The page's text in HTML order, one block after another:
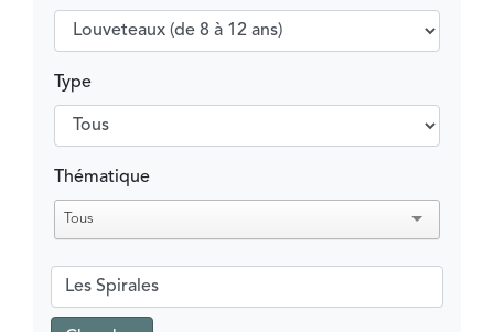
Type
Thématique
Tous
Chercher